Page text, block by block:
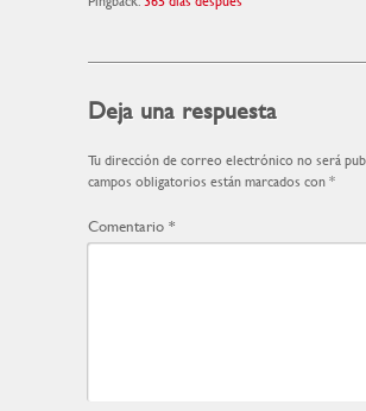
Deja una respuesta
Tu dirección de correo electrónico no será
campos obligatorios están marcados con *
Comentario *